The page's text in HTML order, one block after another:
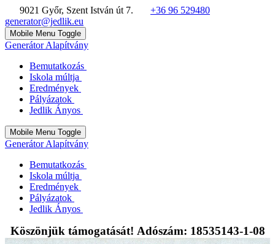
9021 Győr, Szent István út 7.
+36 96 529480
generator@jedlik.eu
Mobile Menu Toggle
Generátor Alapítvány
Bemutatkozás
Iskola múltja
Eredmények
Pályázatok
Jedlik Ányos
Mobile Menu Toggle
Generátor Alapítvány
Bemutatkozás
Iskola múltja
Eredmények
Pályázatok
Jedlik Ányos
Köszönjük támogatását! Adószám: 18535143-1-08